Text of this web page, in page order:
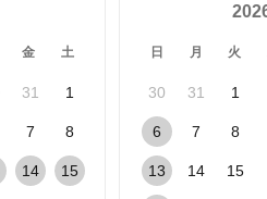
金 土
31 1
7 8
14 15
日 月 火
30 31 1
6 7 8
13 14 15